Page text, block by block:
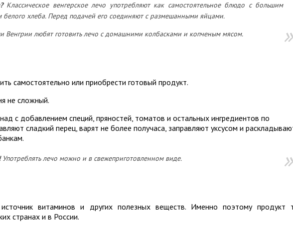
Классическое венгерское лечо употребляют как самостоятельное блюдо с большим
белого хлеба. Перед подачей его соединяют с размешанными яйцами.
Венгрии любят готовить лечо с домашними колбасками и копченым мясом.
самостоятельно или приобрести готовый продукт.
не сложный.
с добавлением специй, пряностей, томатов и остальных ингредиентов по
сладкий перец, варят не более получаса, заправляют уксусом и
Употреблять лечо можно и в свежеприготовленном виде.
витаминов и других полезных веществ. Именно поэтому продукт
странах и в России.